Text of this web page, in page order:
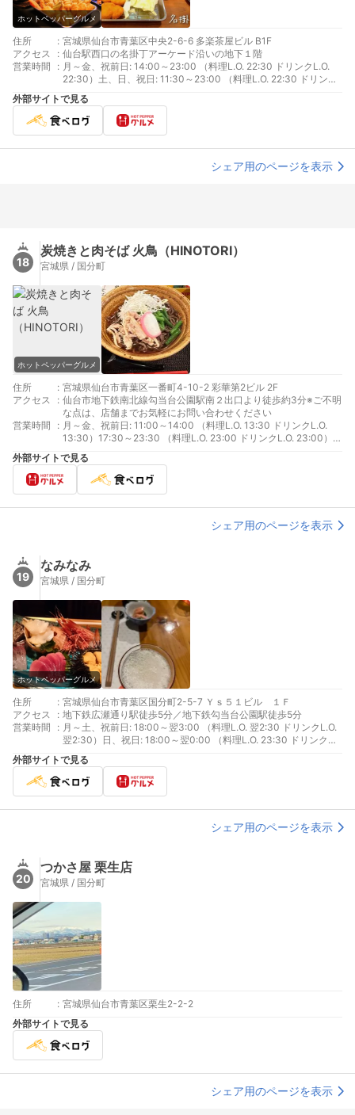
ホットペッパーグルメ
住所 : 宮城県仙台市青葉区中央2-6-6 多楽茶屋ビル B1F
アクセス
: 仙台駅西口の名掛丁アーケード沿いの地下１階
営業時間
: 月～金、祝前日: 14:00～23:00 （料理L.O. 22:30 ドリンクL.O.
22:30）土、日、祝日: 11:30～23:00 （料理L.O. 22:30 ドリンク
L.O. 22:30）
外部サイトで見る
シェア用のページを表示
18
炭焼きと肉そば 火鳥（HINOTORI）
宮城県 / 国分町
ホットペッパーグルメ
住所 : 宮城県仙台市青葉区一番町4-10-2 彩華第2ビル 2F
アクセス
: 仙台市地下鉄南北線勾当台公園駅南２出口より徒歩約3分※ご不明
な点は、店舗までお気軽にお問い合わせください
営業時間
: 月～金、祝前日: 11:00～14:00 （料理L.O. 13:30 ドリンクL.O.
13:30）17:30～23:30 （料理L.O. 23:00 ドリンクL.O. 23:00）
土、祝日: 17:30～23:30 （料理L.O. 23:00 ドリンクL.O. 23:00）
外部サイトで見る
シェア用のページを表示
19
なみなみ
宮城県 / 国分町
ホットペッパーグルメ
住所 : 宮城県仙台市青葉区国分町2-5-7 Ｙｓ５１ビル １Ｆ
アクセス
: 地下鉄広瀬通り駅徒歩5分／地下鉄勾当台公園駅徒歩5分
営業時間
: 月～土、祝前日: 18:00～翌3:00 （料理L.O. 翌2:30 ドリンクL.O.
翌2:30）日、祝日: 18:00～翌0:00 （料理L.O. 23:30 ドリンク
L.O. 23:30）
外部サイトで見る
シェア用のページを表示
20
つかさ屋 栗生店
宮城県 / 国分町
住所 : 宮城県仙台市青葉区栗生2-2-2
外部サイトで見る
シェア用のページを表示